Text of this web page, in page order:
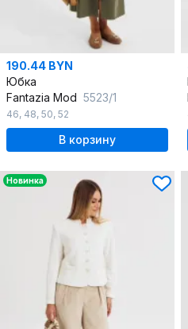
190.44 BYN
Юбка
Fantazia Mod 5523/1
46, 48, 50, 52
В корзину
Новинка